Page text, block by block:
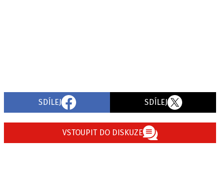
SDÍLEJ SDÍLEJ
VSTOUPIT DO DISKUZE